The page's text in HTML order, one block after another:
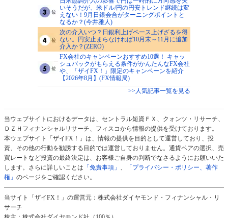
いそうだが、米ドル/円の円安トレンド継続は変
えない！9月日銀会合がターニングポイントと
なるか？(今井雅人)
次の介入いつ？日銀利上げペース上げざるを得
ない。円安止まらなければ10月末～11月に追加
介入か？(ZERO)
FX会社のキャンペーンおすすめ10選！ キャッ
シュバックがもらえる条件がかんたんなFX会社
や、「ザイFX！」限定のキャンペーンを紹介
【2026年8月】(FX情報局)
>>人気記事一覧を見る
当ウェブサイトにおけるデータは、セントラル短資ＦＸ、クォンツ・リサーチ、
ＤＺＨフィナンシャルリサーチ、フィスコから情報の提供を受けております。
本ウェブサイト「ザイFX！」は、情報の提供を目的として運営しており、投
資、その他の行動を勧誘する目的では運営しておりません。通貨ペアの選択、売
買レートなど投資の最終決定は、お客様ご自身の判断でなさるようにお願いいた
します。さらに詳しいことは 「免責事項」 、
「プライバシー・ポリシー、著作
権」 のページをご確認ください。
当サイト「ザイFX！」の運営元：株式会社ダイヤモンド・フィナンシャル・リ
サーチ